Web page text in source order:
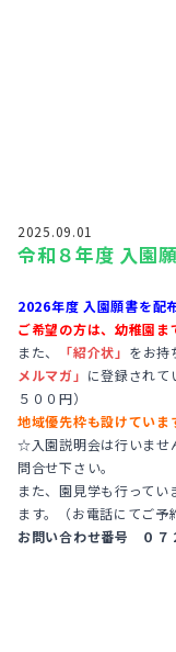
2025.09.01
令和８年度 入園
2026年度 入園願書を配
ご希望の方は、幼稚園ま
また、
「紹介状」 をお持
メルマガ」 に登録され
５００円）
地域優先枠も設けていま
☆入園説明会は行いませ
問合せ下さい。
また、園見学も行って
ます。（お電話にてご予
お問い合わせ番号 ０７